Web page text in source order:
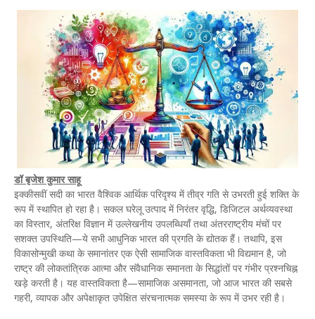
डॉ बृजेश कुमार साहू
इक्कीसवीं सदी का भारत वैश्विक आर्थिक परिदृश्य में तीव्र गति से उभरती हुई शक्ति के
रूप में स्थापित हो रहा है। सकल घरेलू उत्पाद में निरंतर वृद्धि, डिजिटल अर्थव्यवस्था
का विस्तार, अंतरिक्ष विज्ञान में उल्लेखनीय उपलब्धियाँ तथा अंतरराष्ट्रीय मंचों पर
सशक्त उपस्थिति—ये सभी आधुनिक भारत की प्रगति के द्योतक हैं। तथापि, इस
विकासोन्मुखी कथा के समानांतर एक ऐसी सामाजिक वास्तविकता भी विद्यमान है, जो
राष्ट्र की लोकतांत्रिक आत्मा और संवैधानिक समानता के सिद्धांतों पर गंभीर प्रश्नचिह्न
खड़े करती है। यह वास्तविकता है—सामाजिक असमानता, जो आज भारत की सबसे
गहरी, व्यापक और अपेक्षाकृत उपेक्षित संरचनात्मक समस्या के रूप में उभर रही है।